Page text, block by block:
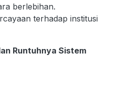
berlebihan.
terhadap institusi
Runtuhnya Sistem